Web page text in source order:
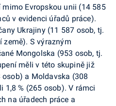
Evropskou unii (14 585
v evidenci úřadů práce).
Ukrajiny (11 587 osob, tj.
země). S výrazným
Mongolska (953 osob, tj.
měli v této skupině již
a Moldavska (308
1,8 % (265 osob). V rámci
na úřadech práce a